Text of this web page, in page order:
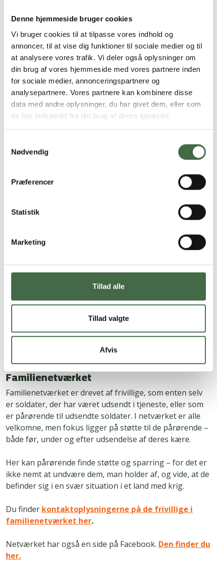
Denne hjemmeside bruger cookies
Vi bruger cookies til at tilpasse vores indhold og
annoncer, til at vise dig funktioner til sociale medier og til
at analysere vores trafik. Vi deler også oplysninger om
din brug af vores hjemmeside med vores partnere inden
for sociale medier, annonceringspartnere og
analysepartnere. Vores partnere kan kombinere disse
data med andre oplysninger, du har givet dem, eller som
de har indsamlet fra din brug af deres tjenester.
Nødvendig
Præferencer
Statistik
Marketing
Tillad alle
Tillad valgte
Afvis
rettigheder som andre borgere, der har behov for hjælp
til enten det fysiske eller det psykiske. Alle regioner har
dog særlige enheder, der tager sig af veteraner med
PTSD, hvor man modtager hjælp til både de psykiske og
de fysiske udfordringer gennem psykologbistand,
fysioterapi og behandling med medicin.
Har du brug for behandling i sundhedsvæsenet, er det
den alment praktiserende læge, der skal henvise dig.
Veterancentret har dog også mulighed for at lave
Har man brug for et afbræk fra hverdagen – for et sted
at bo i en kortere periode eller for at mødes med andre
veteranhjem.
for de, der kommer hjem og gerne vil møde andre med
samme baggrund, som de kan dele minder og
kommer hjem og har behov for hjælp og støtte.
Danmark. Du finder en oversigt over dem på på
. Du kan også kontakte fonden og
hjemmene viatelefon 51 21 23 24.
Familienetværket
Familienetværket er drevet af frivillige, som enten selv
er soldater, der har været udsendt i tjeneste, eller som
er pårørende til udsendte soldater. I netværket er alle
velkomne, men fokus ligger på støtte til de pårørende –
både før, under og efter udsendelse af deres kære.
Her kan pårørende finde støtte og sparring – for det er
ikke nemt at undvære dem, man holder af, og vide, at de
befinder sig i en svær situation i et land med krig.
Du finder kontaktoplysningerne på de frivillige i
familienetværket her.
Netværket har også en side på Facebook. Den finder du
her.